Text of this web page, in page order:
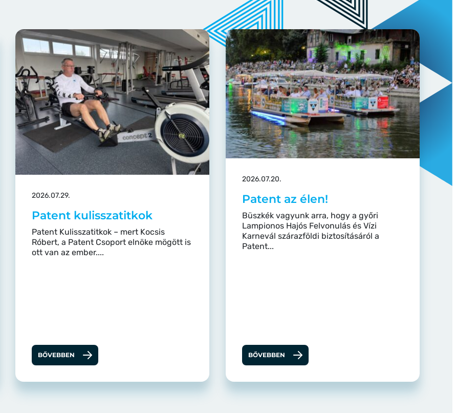
2026.07.29.
Patent kulisszatitkok
Patent Kulisszatitkok – mert Kocsis
Róbert, a Patent Csoport elnöke mögött is
ott van az ember....
BŐVEBBEN
2026.07.20.
Patent az élen!
Büszkék vagyunk arra, hogy a győri
Lampionos Hajós Felvonulás és Vízi
Karnevál szárazföldi biztosításáról a
Patent...
BŐVEBBEN